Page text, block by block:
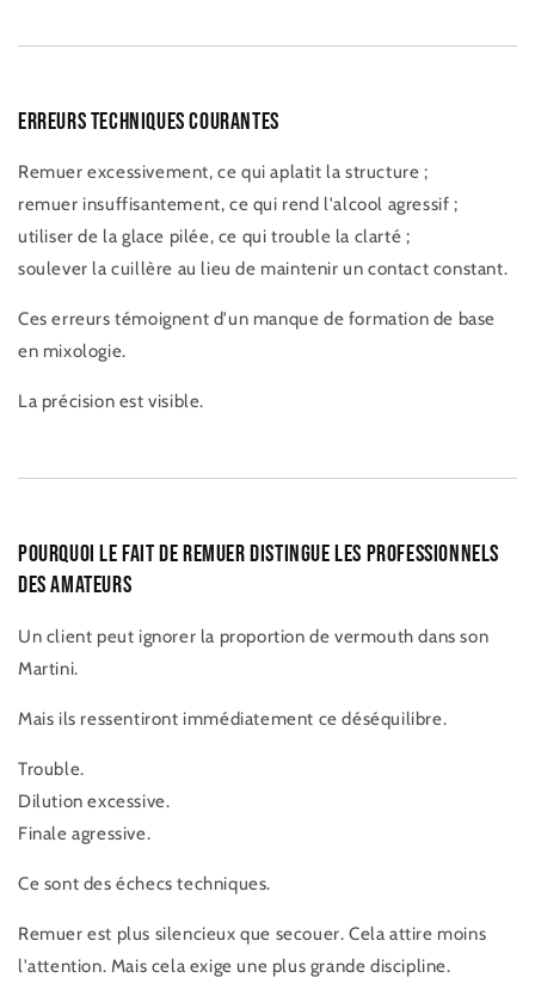
Erreurs techniques courantes
Remuer excessivement, ce qui aplatit la structure ;
remuer insuffisantement, ce qui rend l'alcool agressif ;
utiliser de la glace pilée, ce qui trouble la clarté ;
soulever la cuillère au lieu de maintenir un contact constant.
Ces erreurs témoignent d'un manque de formation de base
en mixologie.
La précision est visible.
Pourquoi le fait de remuer distingue les professionnels
des amateurs
Un client peut ignorer la proportion de vermouth dans son
Martini.
Mais ils ressentiront immédiatement ce déséquilibre.
Trouble.
Dilution excessive.
Finale agressive.
Ce sont des échecs techniques.
Remuer est plus silencieux que secouer. Cela attire moins
l'attention. Mais cela exige une plus grande discipline.